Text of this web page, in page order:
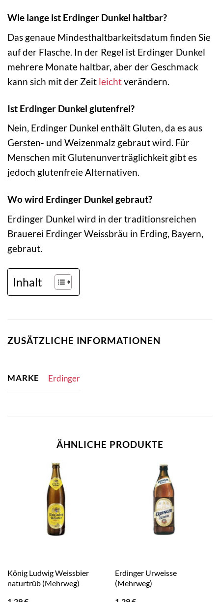
Wie lange ist Erdinger Dunkel haltbar?
Das genaue Mindesthaltbarkeitsdatum finden Sie
auf der Flasche. In der Regel ist Erdinger Dunkel
mehrere Monate haltbar, aber der Geschmack
kann sich mit der Zeit leichtverändern.
Ist Erdinger Dunkel glutenfrei?
Nein, Erdinger Dunkel enthält Gluten, da es aus
Gersten- und Weizenmalz gebraut wird. Für
Menschen mit Glutenunverträglichkeit gibt es
jedoch glutenfreie Alternativen.
Wo wird Erdinger Dunkel gebraut?
Erdinger Dunkel wird in der traditionsreichen
Brauerei Erdinger Weissbräu in Erding, Bayern,
gebraut.
Inhalt
ZUSÄTZLICHE INFORMATIONEN
MARKE Erdinger
ÄHNLICHE PRODUKTE
König Ludwig Weissbier
naturtrüb (Mehrweg)
Erdinger Urweisse
(Mehrweg)